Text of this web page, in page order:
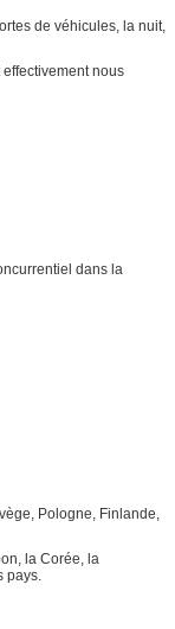
de véhicules, la nuit,
nous
dans la
Pologne, Finlande,
la Corée, la
pays.